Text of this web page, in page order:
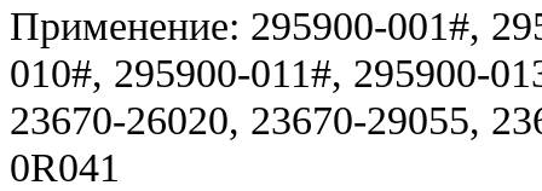
Применение: 295900-001#,
010#, 295900-011#, 295900-
23670-26020, 23670-29055,
0R041